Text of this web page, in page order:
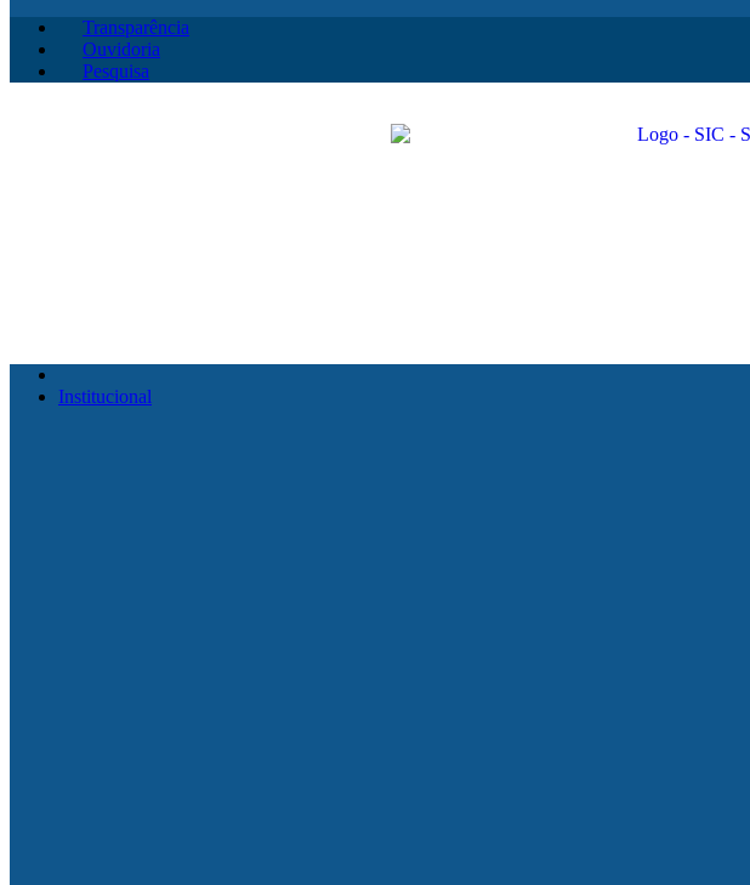
Transparência
Ouvidoria
Pesquisa
Institucional